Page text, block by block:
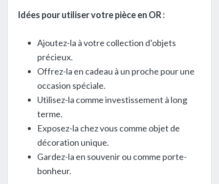
Idées pour utiliser votre pièce en OR :
Ajoutez-la à votre collection d’objets
précieux.
Offrez-la en cadeau à un proche pour une
occasion spéciale.
Utilisez-la comme investissement à long
terme.
Exposez-la chez vous comme objet de
décoration unique.
Gardez-la en souvenir ou comme porte-
bonheur.